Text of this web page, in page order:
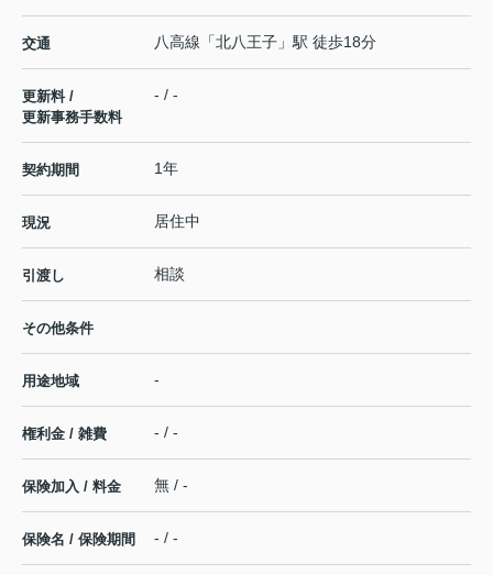
交通 八高線 「北八王子 」駅 徒歩18分
更新料 /
更新事務手数料
- / -
契約期間 1年
現況 居住中
引渡し 相談
その他条件
用途地域 -
権利金 / 雑費 - / -
保険加入 / 料金 無 / -
保険名 / 保険期間 - / -